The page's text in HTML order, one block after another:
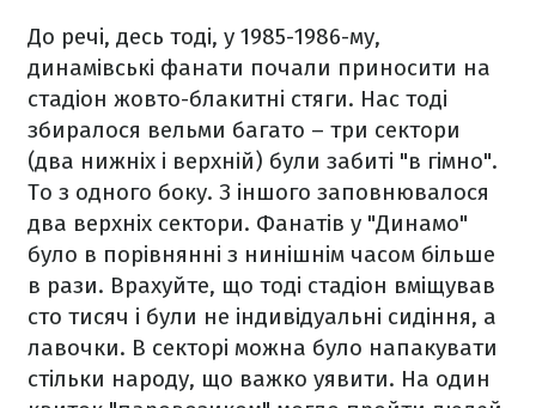
До речі, десь тоді, у 1985-1986-му,
динамівські фанати почали приносити на
стадіон жовто-блакитні стяги. Нас тоді
збиралося вельми багато – три сектори
(два нижніх і верхній) були забиті "в гімно".
То з одного боку. З іншого заповнювалося
два верхніх сектори. Фанатів у "Динамо"
було в порівнянні з нинішнім часом більше
в рази. Врахуйте, що тоді стадіон вміщував
сто тисяч і були не індивідуальні сидіння, а
лавочки. В секторі можна було напакувати
стільки народу, що важко уявити. На один